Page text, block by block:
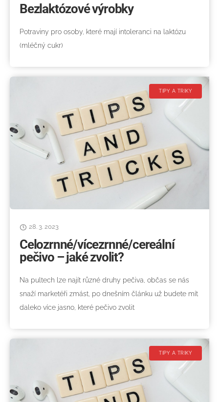
Bezlaktózové výrobky
Potraviny pro osoby, které mají intoleranci na laktózu
(mléčný cukr)
TIPY A TRIKY
28. 3. 2023
Celozrnné/vícezrnné/cereální
pečivo – jaké zvolit?
Na pultech lze najít různé druhy pečiva, občas se nás
snaží marketéři zmást, po dnešním článku už budete mít
daleko více jasno, které pečivo zvolit
TIPY A TRIKY